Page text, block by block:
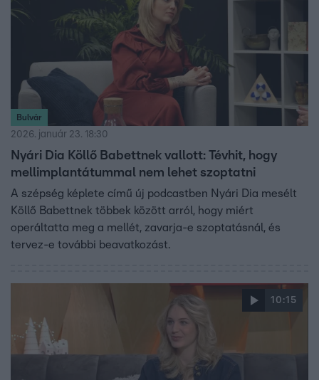
Bulvár
2026. január 23. 18:30
Nyári Dia Köllő Babettnek vallott: Tévhit, hogy
mellimplantátummal nem lehet szoptatni
A szépség képlete című új podcastben Nyári Dia mesélt
Köllő Babettnek többek között arról, hogy miért
operáltatta meg a mellét, zavarja-e szoptatásnál, és
tervez-e további beavatkozást.
10:15